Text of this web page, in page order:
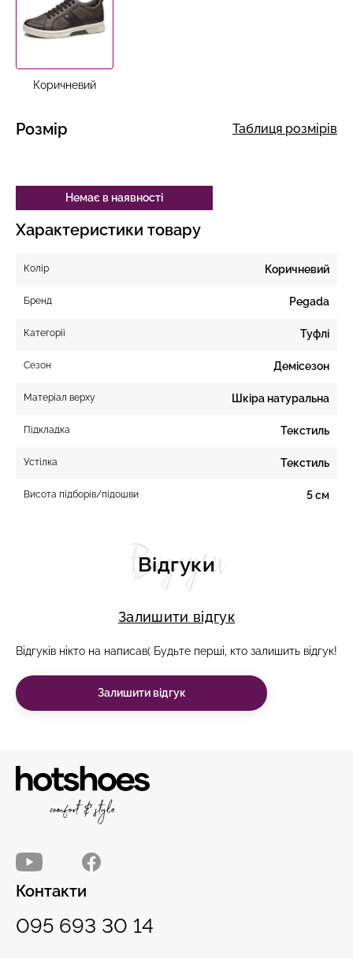
Коричневий
Розмір Таблиця розмірів
Немає в наявності
Характеристики товару
Колір Коричневий
Бренд Pegada
Категорії Туфлі
Сезон Демісезон
Матеріал верху Шкіра натуральна
Підкладка Текстиль
Устілка Текстиль
Висота підборів/підошви 5 см
Відгуки
Відгуки
Залишити відгук
Відгуків нікто на написав( Будьте перші, кто залишить відгук!
Залишити відгук
Контакти
095 693 30 14